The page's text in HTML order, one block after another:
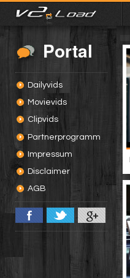
Portal
Dailyvids
Movievids
Clipvids
Partnerprogramm
Impressum
Disclaimer
AGB